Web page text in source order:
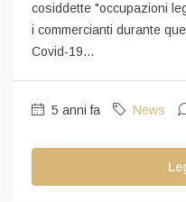
cosiddette "occupazioni
i commercianti durante
Covid-19...
5 anni fa News